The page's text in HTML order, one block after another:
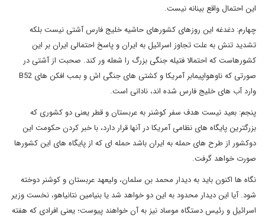
این احتمال واقع بینانه نیست.
چهارم: دغدغه این روزهای کشورهای حاشیه خلیج فارس آشتی نیست بلکه
تشدید تنش به علت تجاوز اسرائیل به ایران و پاسخ احتمالی ایران بر این
کشورهاست که احتمالا فتیله جنگی بزرگ را شعله ور کند. صحبت از آشتی در
صورتی که ناوهواپیمابر آمریکا و کشتی های جنگی اش و بمب افکن های B52
وارد آب های خلیج فارس شده اند، نادانی است.
پنجم: بعید نیست هدف سفر کوشنر به عربستان و قطر یعنی دو کشوری که
بزرگترین پایگاه های نظامی آمریکا در آنها قرار دارد، با خبر کردن حکومت این
دوکشور از طرح های حمله به ایران باشد حمله ای که از پایگاه های این کشورها
صورت خواهد گرفت.
نگاه ها اکنون باید به دیدار محمد بن سلمان، ولیعهد عربستان و کوشنر دوخته
شود. آیا این دیدار محدود به این دو خواهد شد یا بنیامین نتانیاهو، نخست وزیر
اسرائیل و رئیس دستگاه موساد نیز به آن خواهند پیوست؛ یعنی افرادی که هفته